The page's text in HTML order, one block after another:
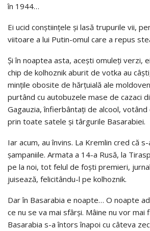
în 1944…
Ei ucid conștiințele și lasă trupurile vii,
viitoare a lui Putin-omul care a repus
Și în noaptea asta, acești omuleți verzi,
chip de kolhoznik aburit de votka au
mințile obosite de hărțuială ale
purtând cu autobuzele mase de cazaci
Gagauzia, înfierbântați de alcool,
prin toate satele și târgurile Basarabiei.
Iar acum, au învins. La Kremlin cred că
șampaniile. Armata a 14-a Rusă, la
pe la noi, tot felul de foști premieri,
juisează, felicitându-l pe kolhoznik.
Dar în Basarabia e noapte… O noapte
ce nu se va mai sfârși. Mâine nu vor mai
Basarabia s-a întors înapoi cu câteva